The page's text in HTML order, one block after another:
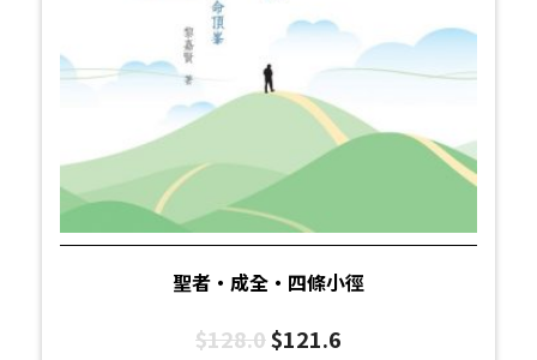
聖者‧成全‧四條小徑
$128.0$121.6